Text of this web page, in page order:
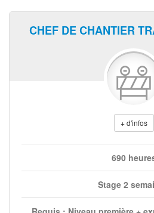
CHEF DE CHANTIER
+ d'infos
690
Stage 2